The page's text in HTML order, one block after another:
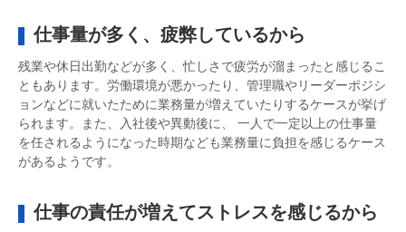
仕事量が多く、疲弊しているから
残業や休日出勤などが多く、忙しさで疲労が溜まったと感じるこ
ともあります。労働環境が悪かったり、管理職やリーダーポジシ
ョンなどに就いたために業務量が増えていたりするケースが挙げ
られます。また、入社後や異動後に、 一人で一定以上の仕事量
を任されるようになった時期なども業務量に負担を感じるケース
があるようです。
仕事の責任が増えてストレスを感じるから